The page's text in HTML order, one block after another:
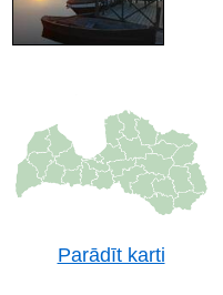
Parādīt karti